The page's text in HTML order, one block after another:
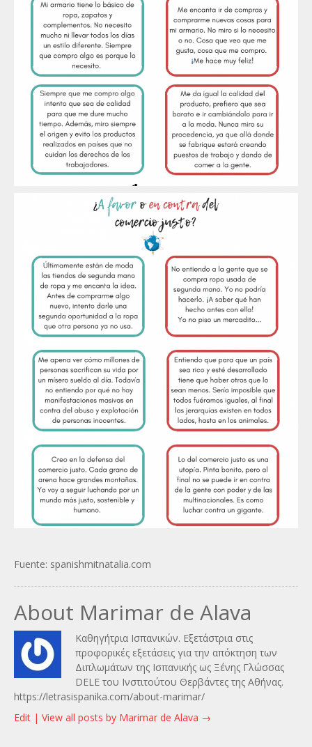
Fuente: spanishmitnatalia.com
About Marimar de Alava
Καθηγήτρια Ισπανικών. Εξετάστρια στις
προφορικές εξετάσεις για την απόκτηση των
Διπλωμάτων της Ισπανικής ως Ξένης Γλώσσας
DELE του Ινστιτούτου Θερβάντες της Αθήνας.
https://letrasispanika.com/about-marimar/
Edit | View all posts by Marimar de Alava →